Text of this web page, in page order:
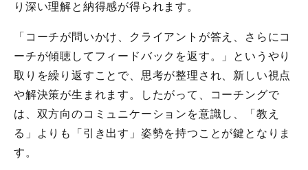
り深い理解と納得感が得られます。
「コーチが問いかけ、クライアントが答え、さらにコ
ーチが傾聴してフィードバックを返す。」というやり
取りを繰り返すことで、思考が整理され、新しい視点
や解決策が生まれます。したがって、コーチングで
は、双方向のコミュニケーションを意識し、「教え
る」よりも「引き出す」姿勢を持つことが鍵となりま
す。